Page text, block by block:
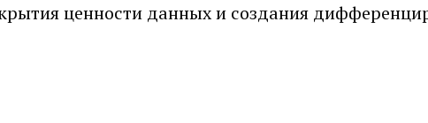
ценности данных и создания